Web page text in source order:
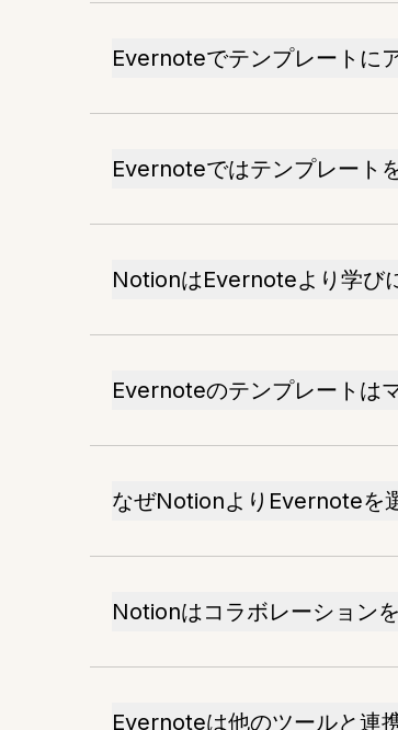
Evernoteでテンプレートに
Evernoteではテンプレート
NotionはEvernoteより学び
Evernoteのテンプレートは
なぜNotionよりEvernoteを
Notionはコラボレーション
Evernoteは他のツールと連